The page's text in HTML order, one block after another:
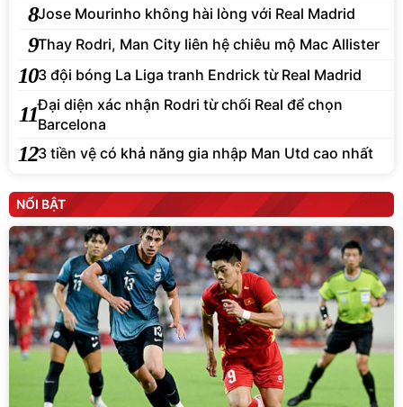
8Jose Mourinho không hài lòng với Real Madrid
9Thay Rodri, Man City liên hệ chiêu mộ Mac Allister
103 đội bóng La Liga tranh Endrick từ Real Madrid
11Đại diện xác nhận Rodri từ chối Real để chọn
Barcelona
123 tiền vệ có khả năng gia nhập Man Utd cao nhất
NỔI BẬT